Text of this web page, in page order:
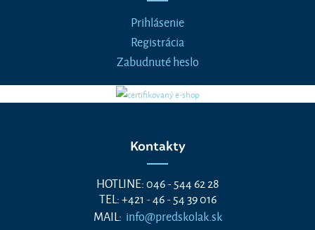
Prihlásenie
Registrácia
Zabudnuté heslo
Kontakty
HOTLINE: 046 - 544 62 28
TEL: +421 - 46 - 54 39 016
MAIL: info@predskolak.sk